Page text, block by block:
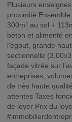
Plusieurs
proximité
300m² au sol +
béton et alimenté
l'égout, grande
sectionnelle
façade vitrée sur
entreprises,
de très haute
attentes Taxes
de loyer Prix du